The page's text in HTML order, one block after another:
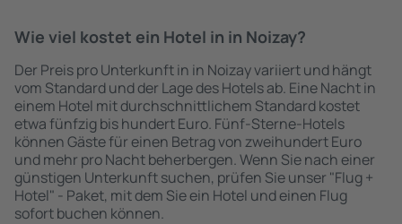
Wie viel kostet ein Hotel in in Noizay?
Der Preis pro Unterkunft in in Noizay variiert und hängt
vom Standard und der Lage des Hotels ab. Eine Nacht in
einem Hotel mit durchschnittlichem Standard kostet
etwa fünfzig bis hundert Euro. Fünf-Sterne-Hotels
können Gäste für einen Betrag von zweihundert Euro
und mehr pro Nacht beherbergen. Wenn Sie nach einer
günstigen Unterkunft suchen, prüfen Sie unser "Flug +
Hotel" - Paket, mit dem Sie ein Hotel und einen Flug
sofort buchen können.